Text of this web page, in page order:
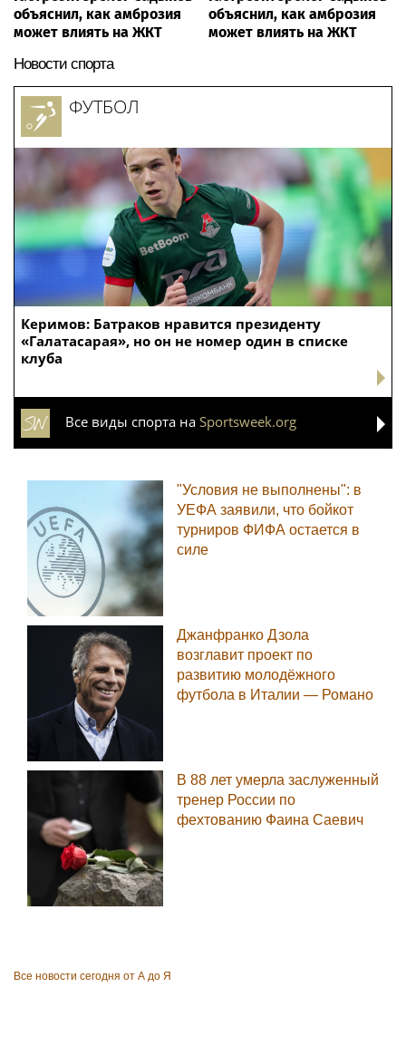
объяснил, как амброзия
может влиять на ЖКТ
объяснил, как амброзия
может влиять на ЖКТ
Новости спорта
Керимов: Батраков нравится президенту
«Галатасарая», но он не номер один в списке
клуба
ФУТБОЛ
Все виды спорта на Sportsweek.org
"Условия не выполнены": в
УЕФА заявили, что бойкот
турниров ФИФА остается в
силе
Джанфранко Дзола
возглавит проект по
развитию молодёжного
футбола в Италии — Романо
В 88 лет умерла заслуженный
тренер России по
фехтованию Фаина Саевич
Все новости сегодня от А до Я